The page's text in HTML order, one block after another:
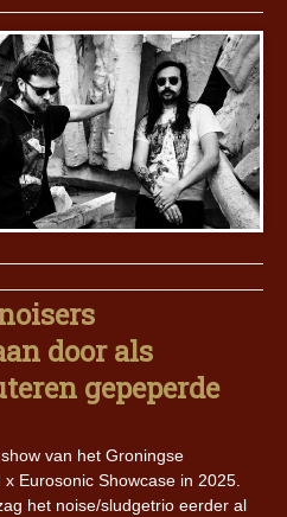
door als
gepeperde
van het Groningse
Eurosonic Showcase in 2025.
het noise/sludgetrio eerder al